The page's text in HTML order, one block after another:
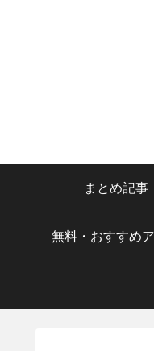
まとめ記事
無料・おすすめ